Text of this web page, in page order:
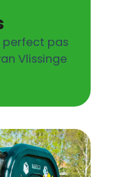
perfect pas
Vlissinge